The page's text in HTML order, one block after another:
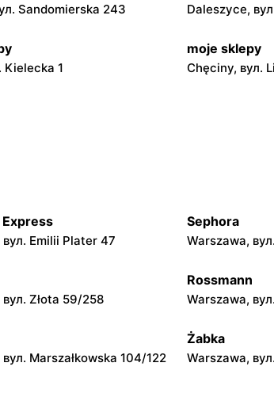
Sandomierska 243 Daleszyce,
Kielecka 1
moje sklepy
Chęciny, вул.
Szkolna 44
Iwierzyce 152A
moje sklepy
Tczew, вул.
Niebylec 139
moje sklepy
Opole, вул.
Emilii Plater 47
Sephora
Warszawa,
Złota 59/258
Rossmann
Warszawa,
Marszałkowska 104/122
Żabka
Warszawa,